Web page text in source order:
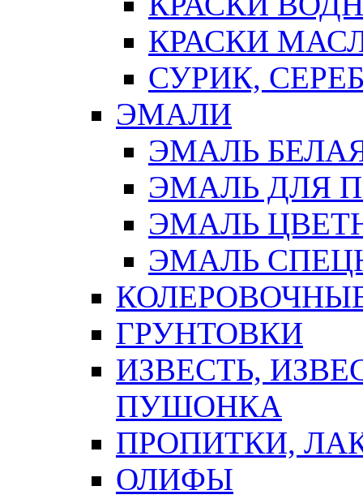
КРАСКИ
СУРИК,
ЭМАЛИ
ЭМАЛЬ
ЭМАЛЬ ДЛЯ
ЭМАЛЬ
ЭМАЛЬ
ГРУНТОВКИ
ИЗВЕСТЬ,
ПУШОНКА
ПРОПИТКИ,
ОЛИФЫ